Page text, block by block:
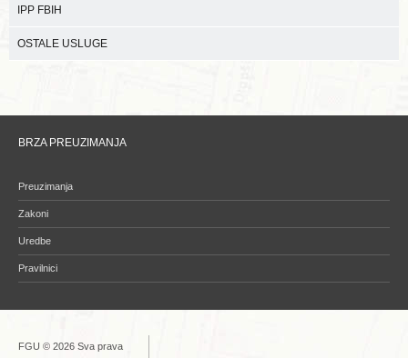
IPP FBIH
OSTALE USLUGE
BRZA PREUZIMANJA
Preuzimanja
Zakoni
Uredbe
Pravilnici
FGU © 2026 Sva prava